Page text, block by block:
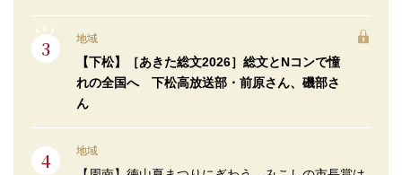
地域
【下松】［あきた総文2026］総文とNコンで憧
れの全国へ 下松高放送部・前原さん、磯部さ
ん
地域